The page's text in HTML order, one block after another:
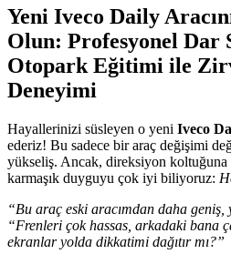
Yeni Iveco Daily
Olun: Profesyonel Dar
Otopark Eğitimi ile
Deneyimi
Hayallerinizi süsleyen o yeni Iveco
ederiz! Bu sadece bir araç değişimi
yükseliş. Ancak, direksiyon
karmaşık duyguyu çok iyi biliyoruz:
“Bu araç eski aracımdan daha geniş,
“Frenleri çok hassas, arkadaki bana
ekranlar yolda dikkatimi dağıtır mı?”